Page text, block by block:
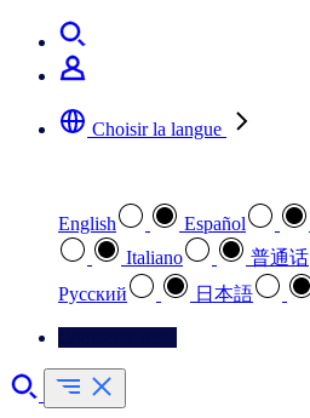
Choisir la langue
English Español
Italiano
普通话
Pусский
日本語